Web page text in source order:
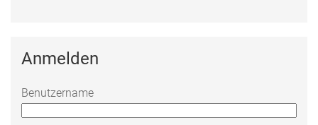
Anmelden
Benutzername